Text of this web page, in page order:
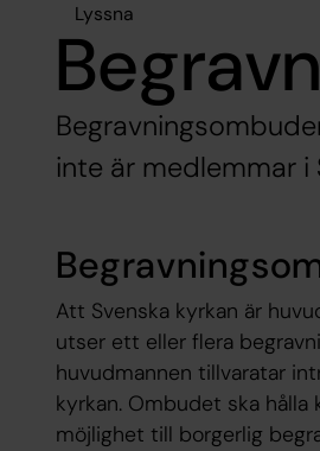
Lyssna
inte är medlemmar i
Att Svenska kyrkan är
utser ett eller flera
huvudmannen tillvaratar
kyrkan. Ombudet ska
möjlighet till borgerlig